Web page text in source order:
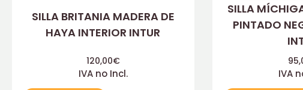
SILLA BRITANIA MADERA DE
HAYA INTERIOR INTUR
120,00€
IVA no Incl.
SILLA
PINTADO
IVA